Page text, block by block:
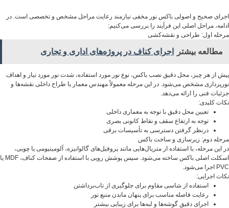
اجرای صحیح و اصولی باکس نور مخفی نیازمند رعایت مراحل مشخص و تخصصی است. در
ادامه، مراحل اصلی این فرآیند را بررسی می‌کنیم:
مرحله اول: طراحی و نقشه‌کشی
مطالعه بیشتر اجرای کناف در پروژه‌های اداری و تجاری
پیش از هر چیز، محل دقیق نصب باکس، نوع نور مورد استفاده، شدت نور مورد نیاز و اهداف
نورپردازی مشخص می‌شود. در این مرحله معمولاً مهندس معمار یا طراح داخلی نقشه‌ها و
جزئیات فنی را ارائه می‌دهد.
نکات کلیدی:
تعیین محل دقیق با توجه به معماری داخلی
توجه به ارتفاع سقف و نقاط کانونی بصری
درنظر گرفتن دسترسی به تأسیسات برقی
مرحله دوم: زیرسازی و ساخت باکس
در این مرحله، با استفاده از متریال‌هایی مانند پروفیل‌های گالوانیزه، آلومینیومی یا چوبی،
اسکلت اصلی باکس ساخته می‌شود. سپس پوشش رویی با استفاده از صفحات کناف، MDF یا
PVC اجرا می‌شود.
نکات اجرایی:
استفاده از شاسی مقاوم برای جلوگیری از تاب‌برداشتن
رعایت فاصله مناسب برای پنهان ماندن منبع نور
اجرای دقیق گوشه‌ها و لبه‌ها برای زیبایی بیشتر